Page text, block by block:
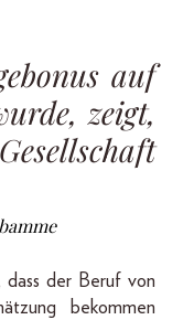
auf
zeigt,
dass der Beruf von
bekommen